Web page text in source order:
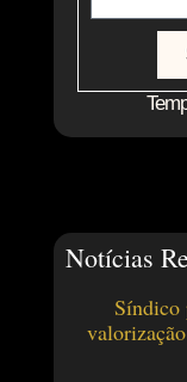
Notícias
Síndico